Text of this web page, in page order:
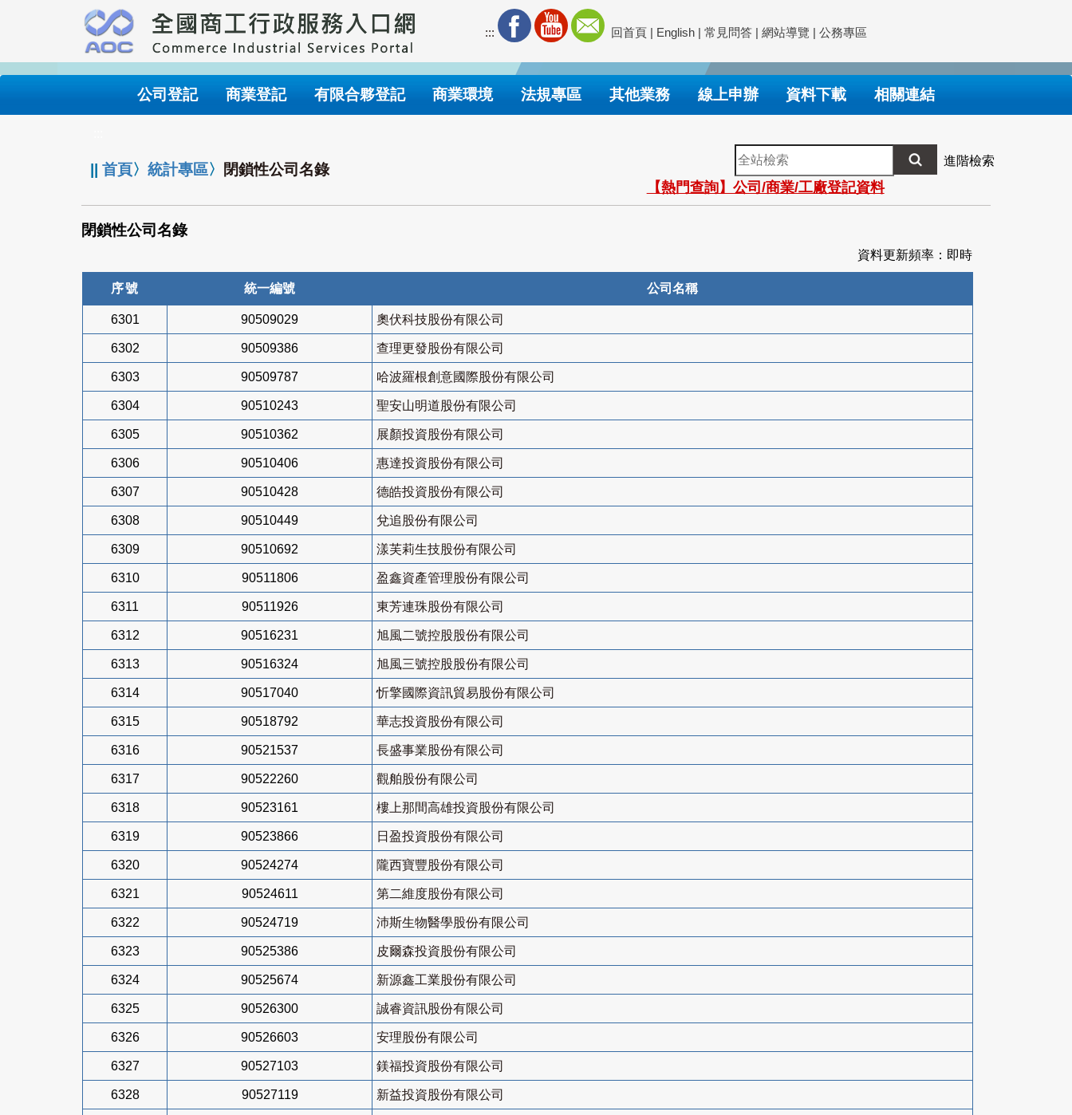
要
內
::: 回首頁 | English | 常見問答 | 網站導覽 | 公務專區
公司登記 商業登記 有限合夥登記 商業環境 法規專區 其他業務 線上申辦 資料下載 相關連結
||首頁〉統計專區〉 閉鎖性公司名錄
全
站
檢
索
進階檢索
【熱門查詢】公司/商業/工廠登記資料
閉鎖性公司名錄
資料更新頻率：即時
序號 統一編號 公司名稱
6301 90509029 奧伏科技股份有限公司
6302 90509386 查理更發股份有限公司
6303 90509787 哈波羅根創意國際股份有限公司
6304 90510243 聖安山明道股份有限公司
6305 90510362 展顏投資股份有限公司
6306 90510406 惠達投資股份有限公司
6307 90510428 德皓投資股份有限公司
6308 90510449 兌追股份有限公司
6309 90510692 漾芙莉生技股份有限公司
6310 90511806 盈鑫資產管理股份有限公司
6311 90511926 東芳連珠股份有限公司
6312 90516231 旭風二號控股股份有限公司
6313 90516324 旭風三號控股股份有限公司
6314 90517040 忻擎國際資訊貿易股份有限公司
6315 90518792 華志投資股份有限公司
6316 90521537 長盛事業股份有限公司
6317 90522260 觀舶股份有限公司
6318 90523161 樓上那間高雄投資股份有限公司
6319 90523866 日盈投資股份有限公司
6320 90524274 隴西寶豐股份有限公司
6321 90524611 第二維度股份有限公司
6322 90524719 沛斯生物醫學股份有限公司
6323 90525386 皮爾森投資股份有限公司
6324 90525674 新源鑫工業股份有限公司
6325 90526300 誠睿資訊股份有限公司
6326 90526603 安理股份有限公司
6327 90527103 鎂福投資股份有限公司
6328 90527119 新益投資股份有限公司